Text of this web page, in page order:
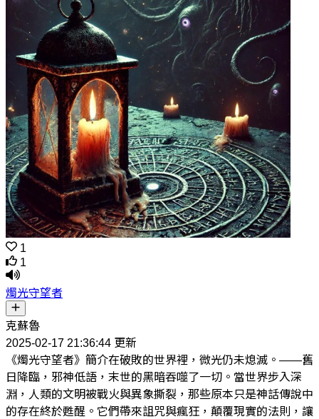
1
1
燭光守望者
克蘇魯
2025-02-17 21:36:44 更新
《燭光守望者》簡介在破敗的世界裡，微光仍未熄滅。——舊
日降臨，邪神低語，末世的黑暗吞噬了一切。當世界步入深
淵，人類的文明被戰火與異象撕裂，那些原本只是神話傳說中
的存在終於甦醒。它們帶來詛咒與瘋狂，顛覆現實的法則，讓